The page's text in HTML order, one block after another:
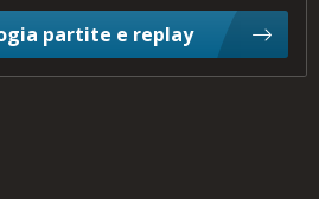
partite e replay